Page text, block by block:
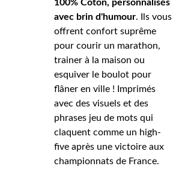
100% Coton, personnalisés
avec brin d'humour. Ils vous
offrent confort suprême
pour courir un marathon,
trainer à la maison ou
esquiver le boulot pour
flâner en ville ! Imprimés
avec des visuels et des
phrases jeu de mots qui
claquent comme un high-
five après une victoire aux
championnats de France.